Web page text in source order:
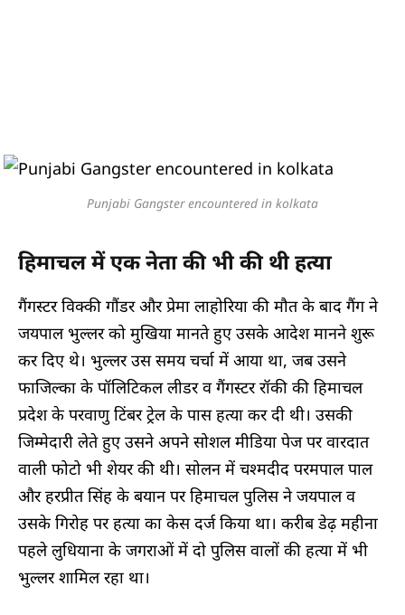
Punjabi Gangster encountered in kolkata
हिमाचल में एक नेता की भी की थी हत्या
गैंगस्टर विक्की गौंडर और प्रेमा लाहोरिया की मौत के बाद गैंग ने
जयपाल भुल्लर को मुखिया मानते हुए उसके आदेश मानने शुरू
कर दिए थे। भुल्लर उस समय चर्चा में आया था, जब उसने
फाजिल्का के पॉलिटिकल लीडर व गैंगस्टर रॉकी की हिमाचल
प्रदेश के परवाणु टिंबर ट्रेल के पास हत्या कर दी थी। उसकी
जिम्मेदारी लेते हुए उसने अपने सोशल मीडिया पेज पर वारदात
वाली फोटो भी शेयर की थी। सोलन में चश्मदीद परमपाल पाल
और हरप्रीत सिंह के बयान पर हिमाचल पुलिस ने जयपाल व
उसके गिरोह पर हत्या का केस दर्ज किया था। करीब डेढ़ महीना
पहले लुधियाना के जगराओं में दो पुलिस वालों की हत्या में भी
भुल्लर शामिल रहा था।